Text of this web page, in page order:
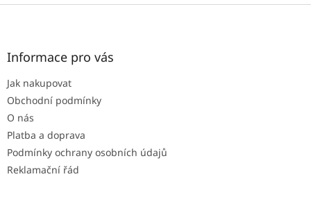
Z
Informace pro vás
Jak nakupovat
Obchodní podmínky
O nás
Platba a doprava
Podmínky ochrany osobních údajů
Reklamační řád